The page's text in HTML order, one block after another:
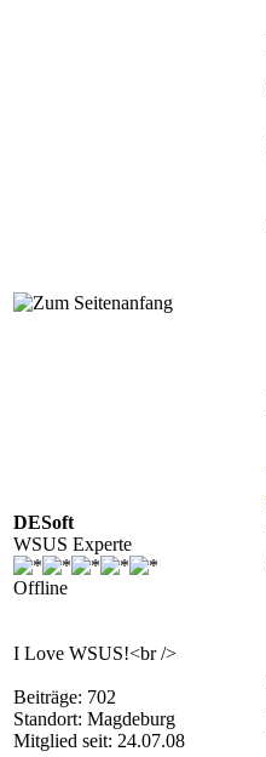
DESoft
WSUS Experte
Offline
I Love WSUS!<br />
Beiträge: 702
Standort: Magdeburg
Mitglied seit: 24.07.08